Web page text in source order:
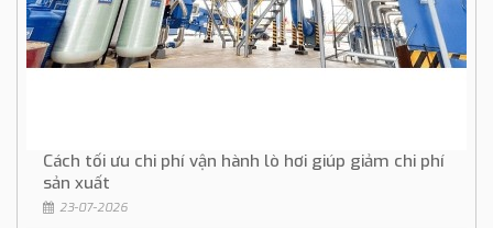
Cách tối ưu chi phí vận hành lò hơi giúp giảm chi phí
sản xuất
23-07-2026